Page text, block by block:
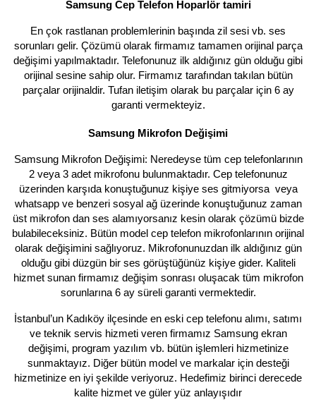
Samsung Cep Telefon Hoparlör tamiri
En çok rastlanan problemlerinin başında zil sesi vb. ses
sorunları gelir. Çözümü olarak firmamız tamamen orijinal parça
değişimi yapılmaktadır. Telefonunuz ilk aldığınız gün olduğu gibi
orijinal sesine sahip olur. Firmamız tarafından takılan bütün
parçalar orijinaldir. Tufan iletişim olarak bu parçalar için 6 ay
garanti vermekteyiz.
Samsung Mikrofon Değişimi
Samsung Mikrofon Değişimi: Neredeyse tüm cep telefonlarının
2 veya 3 adet mikrofonu bulunmaktadır. Cep telefonunuz
üzerinden karşıda konuştuğunuz kişiye ses gitmiyorsa veya
whatsapp ve benzeri sosyal ağ üzerinde konuştuğunuz zaman
üst mikrofon dan ses alamıyorsanız kesin olarak çözümü bizde
bulabileceksiniz. Bütün model cep telefon mikrofonlarının orijinal
olarak değişimini sağlıyoruz. Mikrofonunuzdan ilk aldığınız gün
olduğu gibi düzgün bir ses görüştüğünüz kişiye gider. Kaliteli
hizmet sunan firmamız değişim sonrası oluşacak tüm mikrofon
sorunlarına 6 ay süreli garanti vermektedir.
İstanbul’un Kadıköy ilçesinde en eski cep telefonu alımı, satımı
ve teknik servis hizmeti veren firmamız Samsung ekran
değişimi, program yazılım vb. bütün işlemleri hizmetinize
sunmaktayız. Diğer bütün model ve markalar için desteği
hizmetinize en iyi şekilde veriyoruz. Hedefimiz birinci derecede
kalite hizmet ve güler yüz anlayışıdır